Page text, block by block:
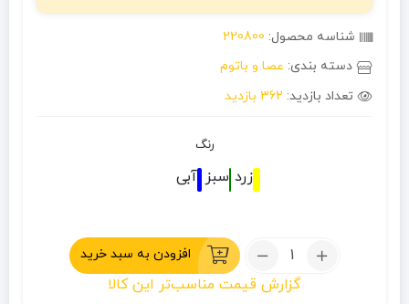
شناسه محصول: 220800
دسته بندی: عصا و باتوم
تعداد بازدید: 362 بازدید
رنگ
زرد سبز آبی
تعداد:
کوهنوردی
افزودن به سبد خرید
گزارش قیمت مناسب‌تر این کالا